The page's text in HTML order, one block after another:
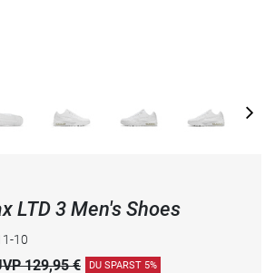
LTD 3 Men's Shoes
10
129,95 € DU SPARST 5%